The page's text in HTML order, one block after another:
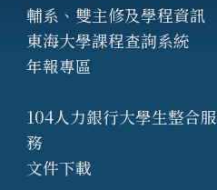
輔系、雙主修及學程資訊
東海大學課程查詢系統
年報專區
104人力銀行大學生整合服
務
文件下載